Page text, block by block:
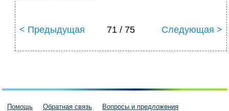
< Предыдущая 71 / 75 Следующая >
Помощь Обратная связь Вопросы и предложения